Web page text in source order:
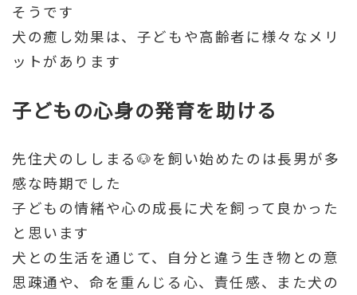
そうです
犬の癒し効果は、子どもや高齢者に様々なメリ
ットがあります
子どもの心身の発育を助ける
先住犬のししまる🐶を飼い始めたのは長男が多
感な時期でした
子どもの情緒や心の成長に犬を飼って良かった
と思います
犬との生活を通じて、自分と違う生き物との意
思疎通や、命を重んじる心、責任感、また犬の